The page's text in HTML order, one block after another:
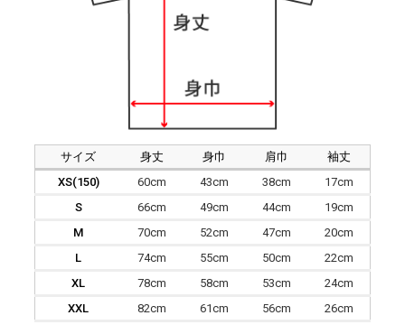
サイズ 身丈 身巾 肩巾
袖丈
XS(150)
60cm 43cm 38cm
17cm
S
66cm 49cm 44cm
19cm
M
70cm 52cm 47cm
20cm
L
74cm 55cm 50cm
22cm
XL
78cm 58cm 53cm
24cm
XXL
82cm 61cm 56cm 26cm